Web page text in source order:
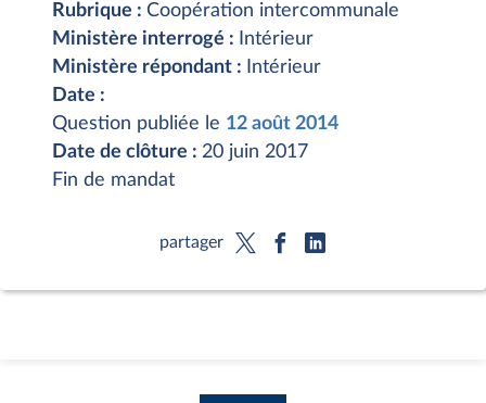
Rubrique : Coopération intercommunale
Ministère interrogé :
Intérieur
Ministère répondant :
Intérieur
Date :
Question publiée le 12 août 2014
Date de clôture : 20 juin 2017
Fin de mandat
partager